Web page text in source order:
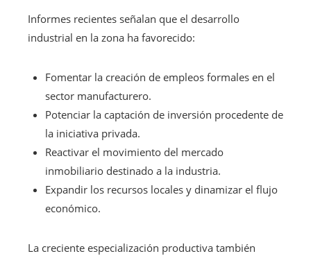
Informes recientes señalan que el desarrollo
industrial en la zona ha favorecido:
Fomentar la creación de empleos formales en el
sector manufacturero.
Potenciar la captación de inversión procedente de
la iniciativa privada.
Reactivar el movimiento del mercado
inmobiliario destinado a la industria.
Expandir los recursos locales y dinamizar el flujo
económico.
La creciente especialización productiva también